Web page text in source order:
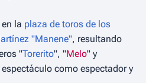
la plaza de toros de los
"Manene", resultando
"Torerito", "Melo" y
como espectador y